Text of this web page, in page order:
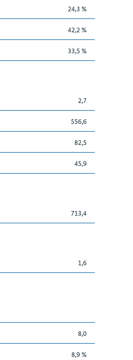
24,3 %
42,2 %
33,5 %
2,7
556,6
82,5
45,9
713,4
1,6
8,0
8,9 %